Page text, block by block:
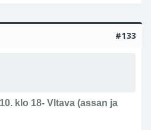
#133
klo 18- Vltava (assan ja